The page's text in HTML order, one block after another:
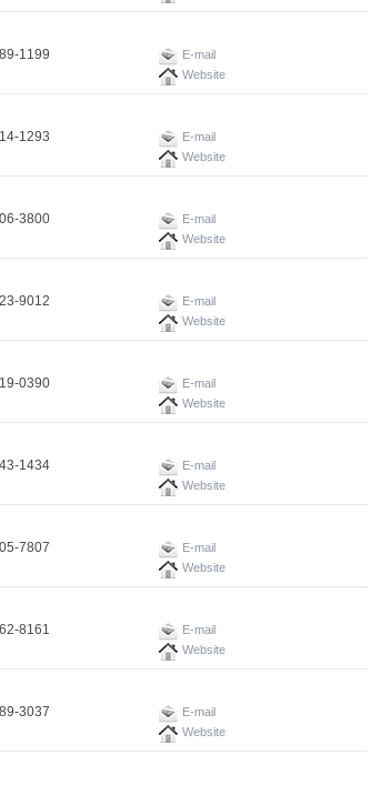
1199
E-mail
Website
1293
E-mail
Website
3800
E-mail
Website
9012
E-mail
Website
0390
E-mail
Website
1434
E-mail
Website
7807
E-mail
Website
8161
E-mail
Website
3037
E-mail
Website